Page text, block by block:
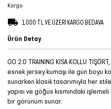
Kargo
1.000 TL VE ÜZERİ KARGO BEDAVA
Ürün Detay
GO 2.0 TRAINING KISA KOLLU
esnek jersey kumaşı ile gün boyu
sunarken klasik tasarımıyla her
yapısı ve göğüs kısmındaki
bir görünüm sunar.